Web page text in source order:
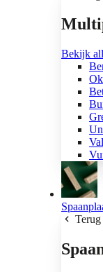
Bekijk
Terug